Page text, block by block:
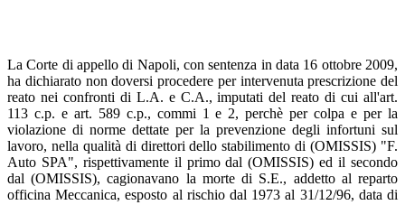
La Corte di appello di Napoli, con sentenza in data 16 ottobre 2009,
ha dichiarato non doversi procedere per intervenuta prescrizione del
reato nei confronti di L.A. e C.A., imputati del reato di cui all'art.
113 c.p. e art. 589 c.p., commi 1 e 2, perchè per colpa e per la
violazione di norme dettate per la prevenzione degli infortuni sul
lavoro, nella qualità di direttori dello stabilimento di (OMISSIS) "F.
Auto SPA", rispettivamente il primo dal (OMISSIS) ed il secondo
dal (OMISSIS), cagionavano la morte di S.E., addetto al reparto
officina Meccanica, esposto al rischio dal 1973 al 31/12/96, data di